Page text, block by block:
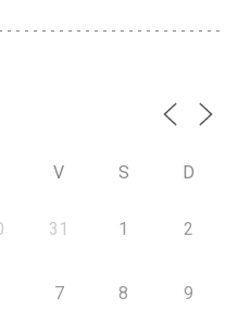
V S D
31 1 2
7 8 9